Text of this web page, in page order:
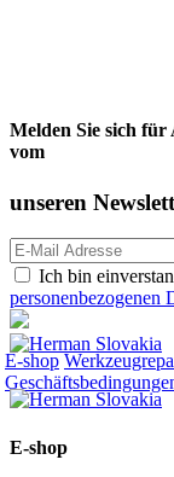
Melden Sie sich für
vom
unseren
Ich bin
personenbezogenen
E-shop
E-shop